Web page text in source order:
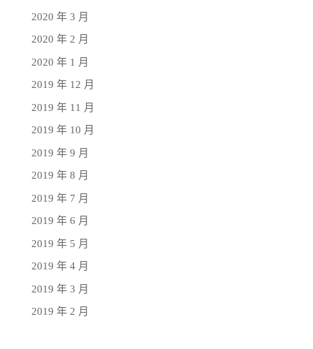
2020 年 3 月
2020 年 2 月
2020 年 1 月
2019 年 12 月
2019 年 11 月
2019 年 10 月
2019 年 9 月
2019 年 8 月
2019 年 7 月
2019 年 6 月
2019 年 5 月
2019 年 4 月
2019 年 3 月
2019 年 2 月